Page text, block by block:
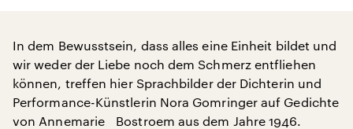
In dem Bewusstsein, dass alles eine Einheit bildet und
wir weder der Liebe noch dem Schmerz entfliehen
können, treffen hier Sprachbilder der Dichterin und
Performance-Künstlerin Nora Gomringer auf Gedichte
von Annemarie Bostroem aus dem Jahre 1946.